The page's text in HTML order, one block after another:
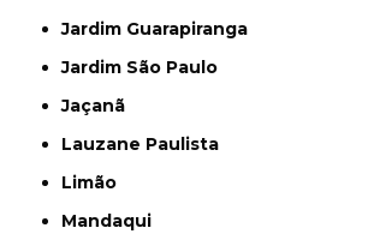
Jardim Guarapiranga
Jardim São Paulo
Jaçanã
Lauzane Paulista
Limão
Mandaqui